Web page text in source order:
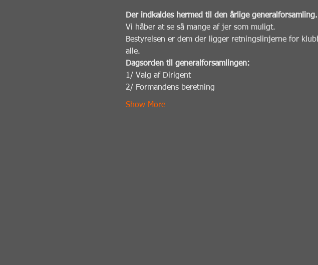
Der indkaldes hermed til den årlige generalforsamling.
Vi håber at se så mange af jer som muligt.
Bestyrelsen er dem der ligger retningslinjerne for
alle.
Dagsorden til generalforsamlingen:
1/ Valg af Dirigent
2/ Formandens beretning
Show More